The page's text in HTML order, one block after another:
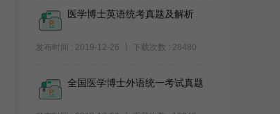
医学博士英语统考真题及解析
发布时间 : 2019-12-26 下载次数 : 28480
全国医学博士外语统一考试真题